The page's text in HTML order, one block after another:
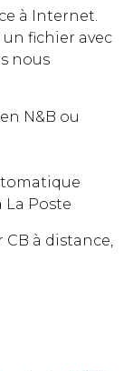
à Internet.
un fichier avec
nous
N&B ou
Poste
à distance,